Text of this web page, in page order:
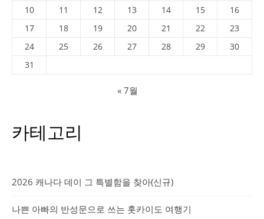
10
11 12 13 14 15
16
17
18 19 20 21 22
23
24
25 26 27 28 29
30
31
« 7월
카테고리
2026 캐나다 데이 그 특별함을 찾아(신규)
나쁜 아빠의 반성문으로 쓰는 홋카이도 여행기